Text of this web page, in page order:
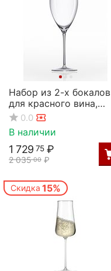
Набор из 2-х бокалов
для красного вина,
серия Grace, 580 мл,
Rona
0.0
В наличии
2 035 00 ₽
1 729 75 ₽
Скидка 15%